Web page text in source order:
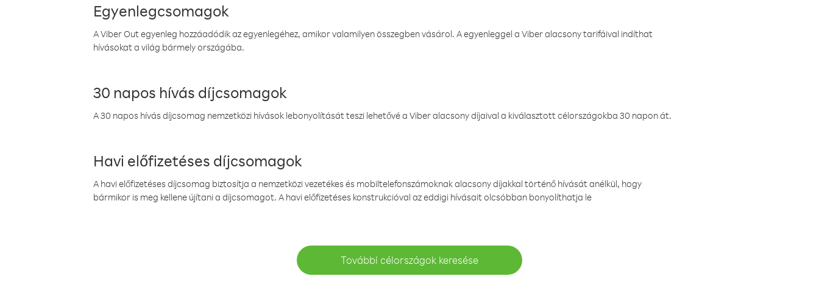
Egyenlegcsomagok
A Viber Out egyenleg hozzáadódik az egyenlegéhez, amikor valamilyen összegben vásárol. A egyenleggel a Viber alacsony tarifáival indíthat
hívásokat a világ bármely országába.
30 napos hívás díjcsomagok
A 30 napos hívás díjcsomag nemzetközi hívások lebonyolítását teszi lehetővé a Viber alacsony díjaival a kiválasztott célországokba 30 napon át.
Havi előfizetéses díjcsomagok
A havi előfizetéses díjcsomag biztosítja a nemzetközi vezetékes és mobiltelefonszámoknak alacsony díjakkal történő hívását anélkül, hogy
bármikor is meg kellene újítani a díjcsomagot. A havi előfizetéses konstrukcióval az eddigi hívásait olcsóbban bonyolíthatja le
További célországok keresése